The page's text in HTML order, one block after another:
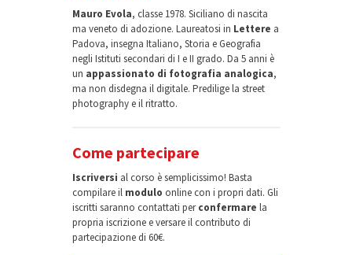
Mauro Evola, classe 1978. Siciliano di nascita
ma veneto di adozione. Laureatosi in Lettere a
Padova, insegna Italiano, Storia e Geografia
negli Istituti secondari di I e II grado. Da 5 anni è
un appassionato di fotografia analogica,
ma non disdegna il digitale. Predilige la street
photography e il ritratto.
Come partecipare
Iscriversi al corso è semplicissimo! Basta
compilare il modulo online con i propri dati. Gli
iscritti saranno contattati perconfermare la
propria iscrizione e versare il contributo di
partecipazione di 60€.